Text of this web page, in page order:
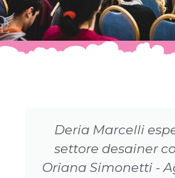
Deria Marcelli
settore desainer
Oriana Simonetti -